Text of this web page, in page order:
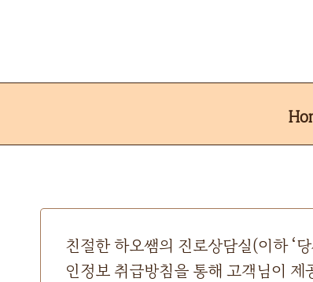
친절한 하오쌤의 진로상담실(이하 ‘
인정보 취급방침을 통해 고객님이